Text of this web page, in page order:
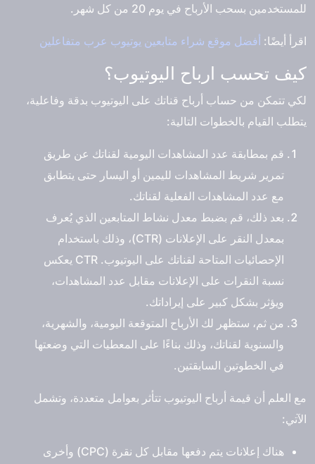
للمستخدمين بسحب الأرباح في يوم 20 من كل شهر.
اقرأ أيضًا: أفضل موقع شراء متابعين يوتيوب عرب متفاعلين
كيف تحسب ارباح اليوتيوب؟
لكي تتمكن من حساب أرباح قناتك على اليوتيوب بدقة وفاعلية،
يتطلب القيام بالخطوات التالية:
قم بمطابقة عدد المشاهدات اليومية لقناتك عن طريق
تمرير شريط المشاهدات لليمين أو اليسار حتى يتطابق
مع عدد المشاهدات الفعلية لقناتك.
بعد ذلك، قم بضبط معدل نشاط المتابعين الذي يُعرف
بمعدل النقر على الإعلانات (CTR)، وذلك باستخدام
الإحصائيات المتاحة لقناتك على اليوتيوب. CTR يعكس
نسبة النقرات على الإعلانات مقابل عدد المشاهدات،
ويؤثر بشكل كبير على إيراداتك.
من ثم، ستظهر لك الأرباح المتوقعة اليومية، والشهرية،
والسنوية لقناتك، وذلك بناءًا على المعطيات التي وضعتها
في الخطوتين السابقتين.
مع العلم أن قيمة أرباح اليوتيوب تتأثر بعوامل متعددة، وتشمل
الآتي:
هناك إعلانات يتم دفعها مقابل كل نقرة (CPC) وأخرى